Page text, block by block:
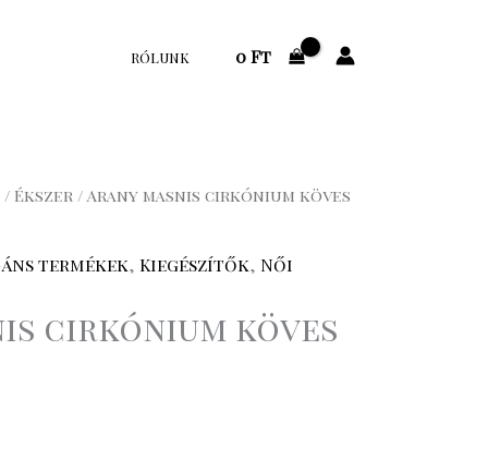
RÓLUNK 0Ft
/ Ékszer / Arany masnis cirkónium köves
termékek, Kiegészítők, Női
cirkónium köves